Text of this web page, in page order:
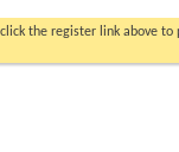
the register link above